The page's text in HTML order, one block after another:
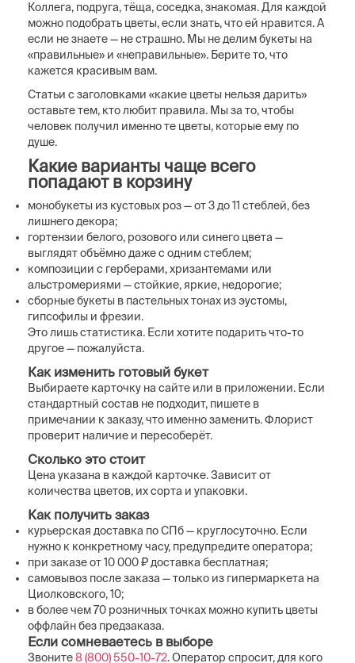
Коллега, подруга, тёща, соседка, знакомая. Для каждой
можно подобрать цветы, если знать, что ей нравится. А
если не знаете — не страшно. Мы не делим букеты на
«правильные» и «неправильные». Берите то, что
кажется красивым вам.
Статьи с заголовками «какие цветы нельзя дарить»
оставьте тем, кто любит правила. Мы за то, чтобы
человек получил именно те цветы, которые ему по
душе.
Какие варианты чаще всего
попадают в корзину
монобукеты из кустовых роз — от 3 до 11 стеблей, без
лишнего декора;
гортензии белого, розового или синего цвета —
выглядят объёмно даже с одним стеблем;
композиции с герберами, хризантемами или
альстромериями — стойкие, яркие, недорогие;
сборные букеты в пастельных тонах из эустомы,
гипсофилы и фрезии.
Это лишь статистика. Если хотите подарить что-то
другое — пожалуйста.
Как изменить готовый букет
Выбираете карточку на сайте или в приложении. Если
стандартный состав не подходит, пишете в
примечании к заказу, что именно заменить. Флорист
проверит наличие и пересоберёт.
Сколько это стоит
Цена указана в каждой карточке. Зависит от
количества цветов, их сорта и упаковки.
Как получить заказ
курьерская доставка по СПб — круглосуточно. Если
нужно к конкретному часу, предупредите оператора;
при заказе от 10 000 ₽ доставка бесплатная;
самовывоз после заказа — только из гипермаркета на
Циолковского, 10;
в более чем 70 розничных точках можно купить цветы
оффлайн без предзаказа.
Если сомневаетесь в выборе
Звоните8 (800) 550-10-72. Оператор спросит, для кого